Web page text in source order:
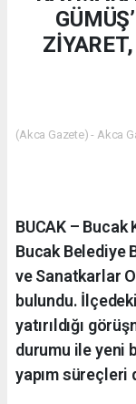
(Akca Gazete) - Akca
BUCAK – Bucak
Bucak Belediye
ve Sanatkarlar
bulundu.
yatırıldığı
durumu ile yeni
yapım süreçleri